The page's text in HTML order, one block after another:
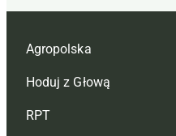
Agropolska
Redakcja
Reklama
Hoduj z Głową
Hoduj z głową bydło
RPT